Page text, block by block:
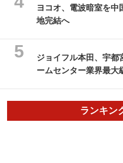
ヨコオ、電波暗室を
地完結へ
ジョイフル本田、宇
ームセンター業界最
ランキン